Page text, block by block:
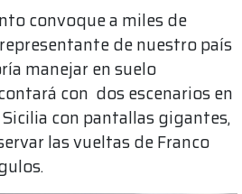
convoque a miles de
de nuestro país
manejar en suelo
con dos escenarios en
con pantallas gigantes,
las vueltas de Franco